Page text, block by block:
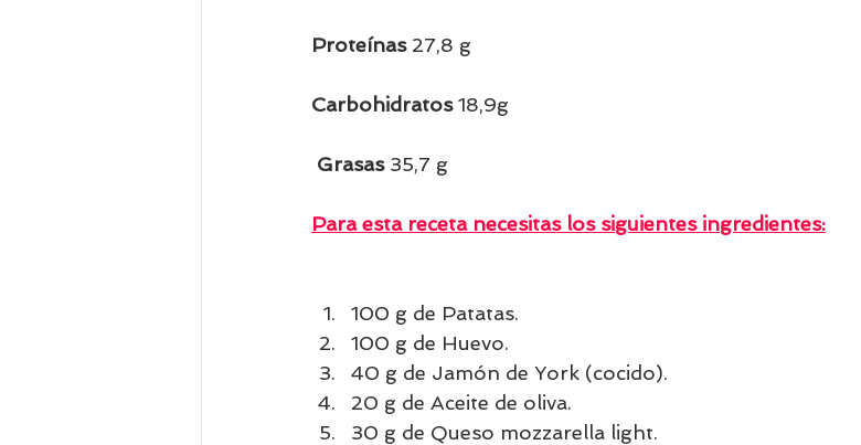
Proteínas 27,8 g
Carbohidratos 18,9g
Grasas 35,7 g
Para esta receta necesitas los siguientes ingredientes:
100 g de Patatas.
100 g de Huevo.
40 g de Jamón de York (cocido).
20 g de Aceite de oliva.
30 g de Queso mozzarella light.